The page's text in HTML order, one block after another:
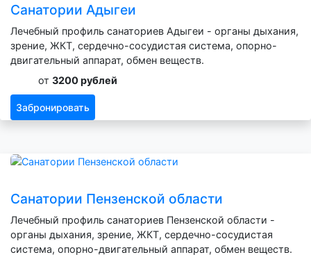
Санатории Адыгеи
Лечебный профиль санаториев Адыгеи - органы дыхания,
зрение, ЖКТ, сердечно-сосудистая система, опорно-
двигательный аппарат, обмен веществ.
от 3200 рублей
Забронировать
Санатории Пензенской области
Лечебный профиль санаториев Пензенской области -
органы дыхания, зрение, ЖКТ, сердечно-сосудистая
система, опорно-двигательный аппарат, обмен веществ.